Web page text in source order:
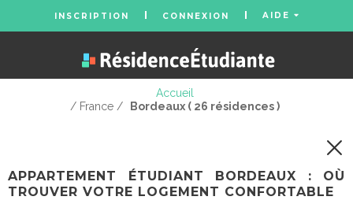
INSCRIPTION CONNEXION AIDE
Accueil
/ France /
Bordeaux ( 26 résidences )
APPARTEMENT ÉTUDIANT BORDEAUX : OÙ
TROUVER VOTRE LOGEMENT CONFORTABLE